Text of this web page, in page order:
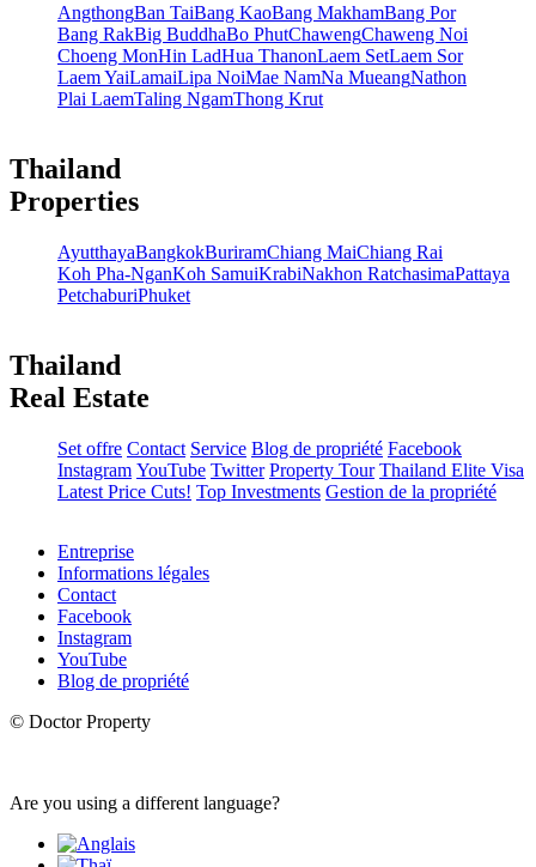
AngthongBan TaiBang KaoBang MakhamBang Por
Bang RakBig BuddhaBo PhutChawengChaweng Noi
Choeng MonHin LadHua ThanonLaem SetLaem Sor
Laem YaiLamaiLipa NoiMae NamNa MueangNathon
Plai LaemTaling NgamThong Krut
Thailand
Properties
AyutthayaBangkokBuriramChiang MaiChiang Rai
Koh Pha-NganKoh SamuiKrabiNakhon RatchasimaPattaya
PetchaburiPhuket
Thailand
Real Estate
Set offre Contact Service Blog de propriété Facebook
Instagram YouTube Twitter Property Tour Thailand Elite Visa
Latest Price Cuts! Top Investments Gestion de la propriété
Entreprise
Informations légales
Contact
Facebook
Instagram
YouTube
Blog de propriété
© Doctor Property
Are you using a different language?